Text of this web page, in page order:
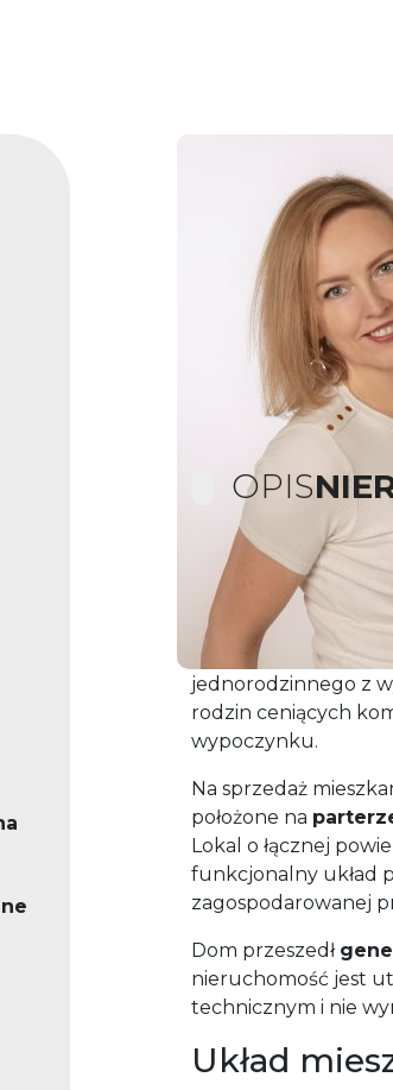
OPIS
Przestronne
dwurodzinnym – 99
Szukasz
jednorodzinnego z
rodzin ceniących
wypoczynku.
Na sprzedaż
położone na
Lokal o łącznej
funkcjonalny układ
zagospodarowanej
Dom przeszedł
nieruchomość jest
technicznym i nie
Układ